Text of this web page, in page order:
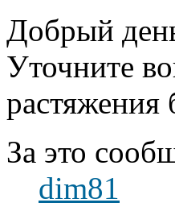
Добрый
Уточните
растяжения
За это
dim81